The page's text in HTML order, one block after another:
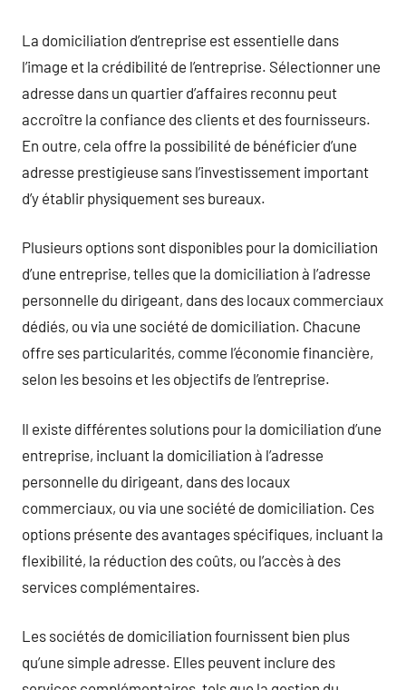
La domiciliation d’entreprise est essentielle dans
l’image et la crédibilité de l’entreprise. Sélectionner une
adresse dans un quartier d’affaires reconnu peut
accroître la confiance des clients et des fournisseurs.
En outre, cela offre la possibilité de bénéficier d’une
adresse prestigieuse sans l’investissement important
d’y établir physiquement ses bureaux.
Plusieurs options sont disponibles pour la domiciliation
d’une entreprise, telles que la domiciliation à l’adresse
personnelle du dirigeant, dans des locaux commerciaux
dédiés, ou via une société de domiciliation. Chacune
offre ses particularités, comme l’économie financière,
selon les besoins et les objectifs de l’entreprise.
Il existe différentes solutions pour la domiciliation d’une
entreprise, incluant la domiciliation à l’adresse
personnelle du dirigeant, dans des locaux
commerciaux, ou via une société de domiciliation. Ces
options présente des avantages spécifiques, incluant la
flexibilité, la réduction des coûts, ou l’accès à des
services complémentaires.
Les sociétés de domiciliation fournissent bien plus
qu’une simple adresse. Elles peuvent inclure des